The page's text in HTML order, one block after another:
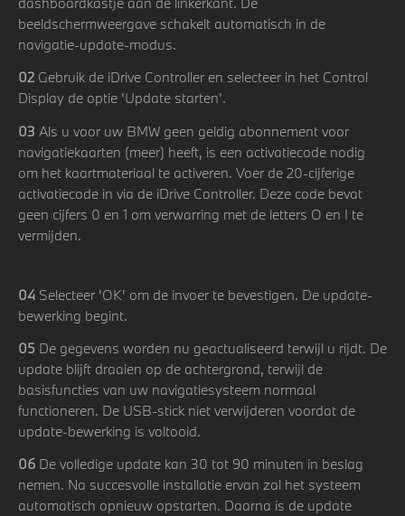
beeldschermweergave schakelt automatisch in de
navigatie-update-modus.
02Gebruik de iDrive Controller en selecteer in het Control
Display de optie 'Update starten'.
03 Als u voor uw BMW geen geldig abonnement voor
navigatiekaarten (meer) heeft, is een activatiecode nodig
om het kaartmateriaal te activeren. Voer de 20-cijferige
activatiecode in via de iDrive Controller. Deze code bevat
geen cijfers 0 en 1 om verwarring met de letters O en I te
vermijden.
04 Selecteer 'OK' om de invoer te bevestigen. De update-
bewerking begint.
05 De gegevens worden nu geactualiseerd terwijl u rijdt. De
update blijft draaien op de achtergrond, terwijl de
basisfuncties van uw navigatiesysteem normaal
functioneren. De USB-stick niet verwijderen voordat de
update-bewerking is voltooid.
06 De volledige update kan 30 tot 90 minuten in beslag
nemen. Na succesvolle installatie ervan zal het systeem
automatisch opnieuw opstarten. Daarna is de update